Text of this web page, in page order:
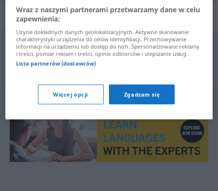
Synonimy dla "Luftreifen"
Rad (ugs.) ,Pneu,Bereifung,Reifen
Wraz z naszymi partnerami przetwarzamy dane w celu
zapewnienia:
Użycie dokładnych danych geolokalizacyjnych. Aktywne skanowanie
charakterystyki urządzenia do celów identyfikacji. Przechowywanie
informacji na urządzeniu lub dostęp do nich. Spersonalizowane reklamy
i treści, pomiar reklam i treści, opinie odbiorców i ulepszanie usług.
Lista partnerów (dostawców)
Więcej opcji Zgadzam się